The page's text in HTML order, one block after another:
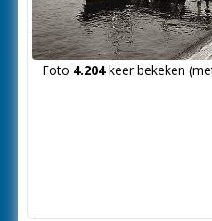
Foto 4.204keer bekeken